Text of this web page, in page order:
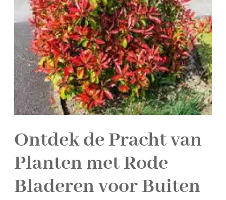
Ontdek de Pracht van
Planten met Rode
Bladeren voor Buiten